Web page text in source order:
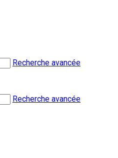
Recherche avancée
Recherche avancée